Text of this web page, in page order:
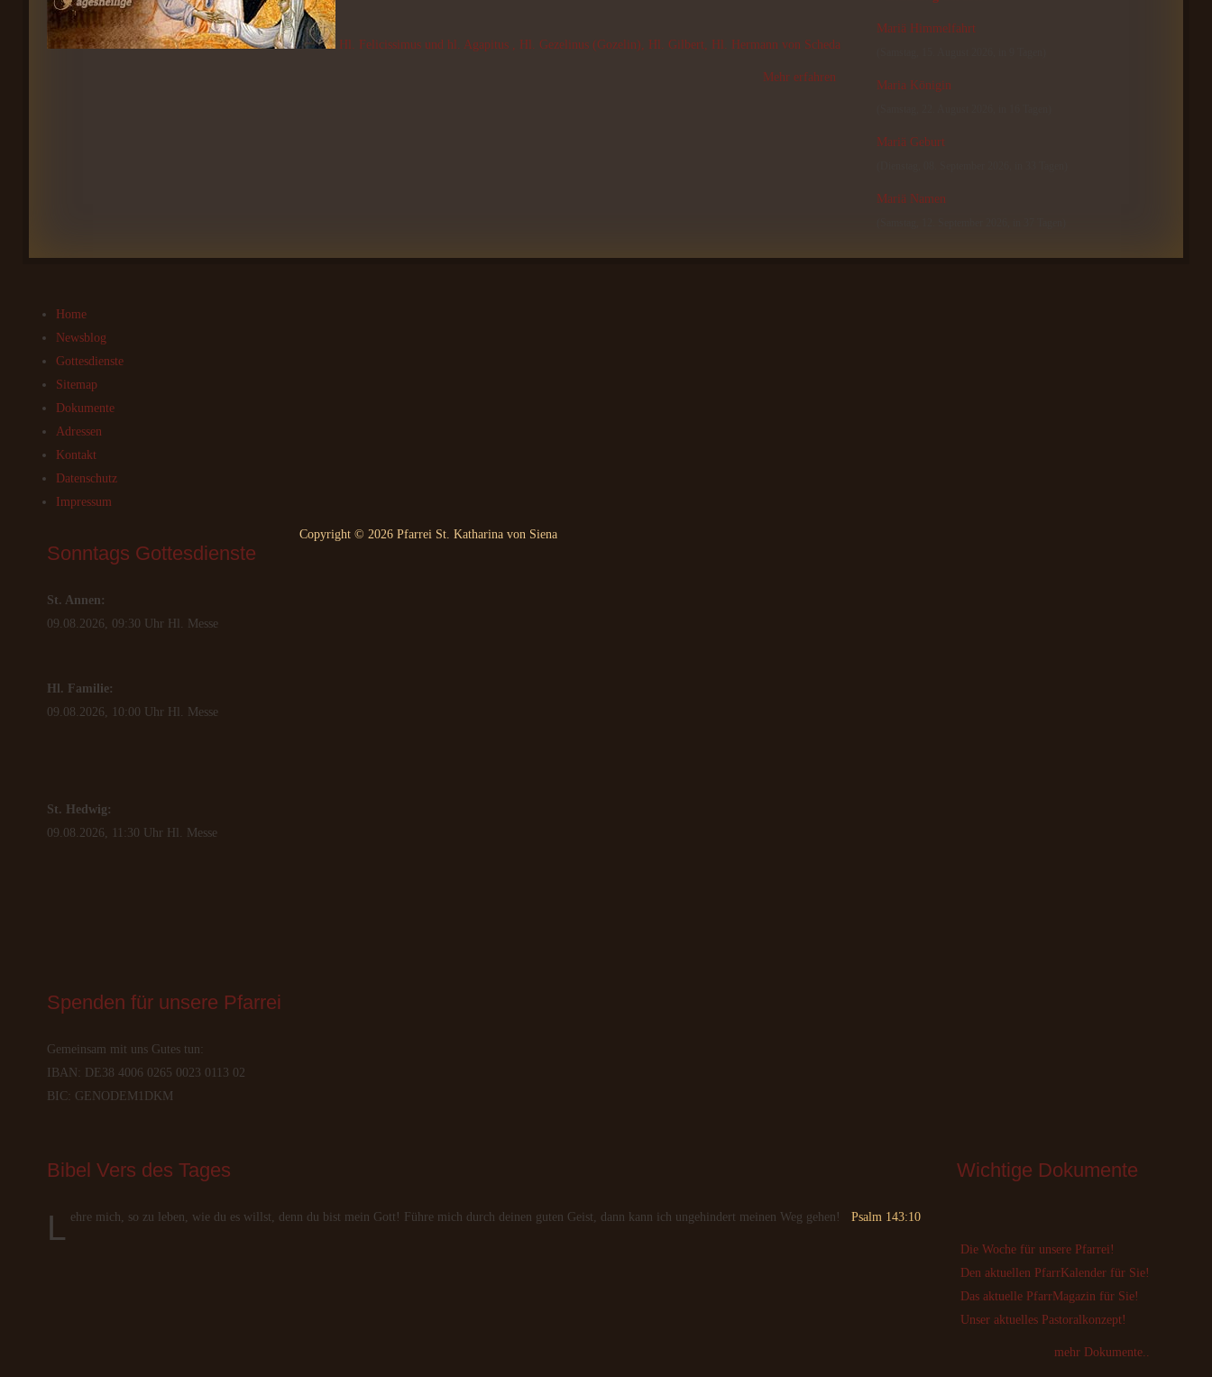
Hl. Felicissimus und hl. Agapitus , Hl. Gezelinus (Gozelin), Hl. Gilbert, Hl. Hermann von Scheda
Mehr erfahren
Mariä Himmelfahrt
Maria Königin
Mariä Geburt
Mariä Namen
Home
Newsblog
Gottesdienste
Sitemap
Dokumente
Adressen
Kontakt
Datenschutz
Impressum
Sonntags Gottesdienste
St. Annen:
09.08.2026, 09:30 Uhr Hl. Messe
Hl. Familie:
09.08.2026, 10:00 Uhr Hl. Messe
St. Hedwig:
09.08.2026, 11:30 Uhr Hl. Messe
Spenden für unsere Pfarrei
Gemeinsam mit uns Gutes tun:
IBAN: DE38 4006 0265 0023 0113 02
BIC: GENODEM1DKM
Bibel Vers des Tages
Lehre mich, so zu leben, wie du es willst, denn du bist mein Gott! Führe mich durch deinen guten Geist, dann kann ich ungehindert meinen Weg gehen! Psalm 143:10
Wichtige Dokumente
Die Woche für unsere Pfarrei!
Den aktuellen PfarrKalender für Sie!
Das aktuelle PfarrMagazin für Sie!
Unser aktuelles Pastoralkonzept!
mehr Dokumente..
Copyright © 2026 Pfarrei St. Katharina von Siena